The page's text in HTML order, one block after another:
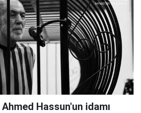
Hassun'un idamı